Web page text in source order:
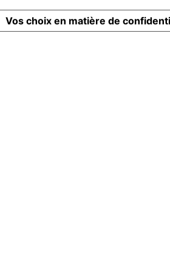
Vos choix en matière de